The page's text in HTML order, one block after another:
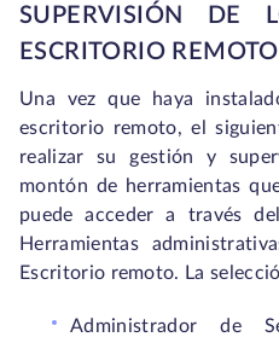
SUPERVISIÓN DE
ESCRITORIO REMOTO
Una vez que haya
escritorio remoto, el
realizar su gestión y
montón de herramientas
puede acceder a través
Herramientas
Escritorio remoto. La
Administrador de